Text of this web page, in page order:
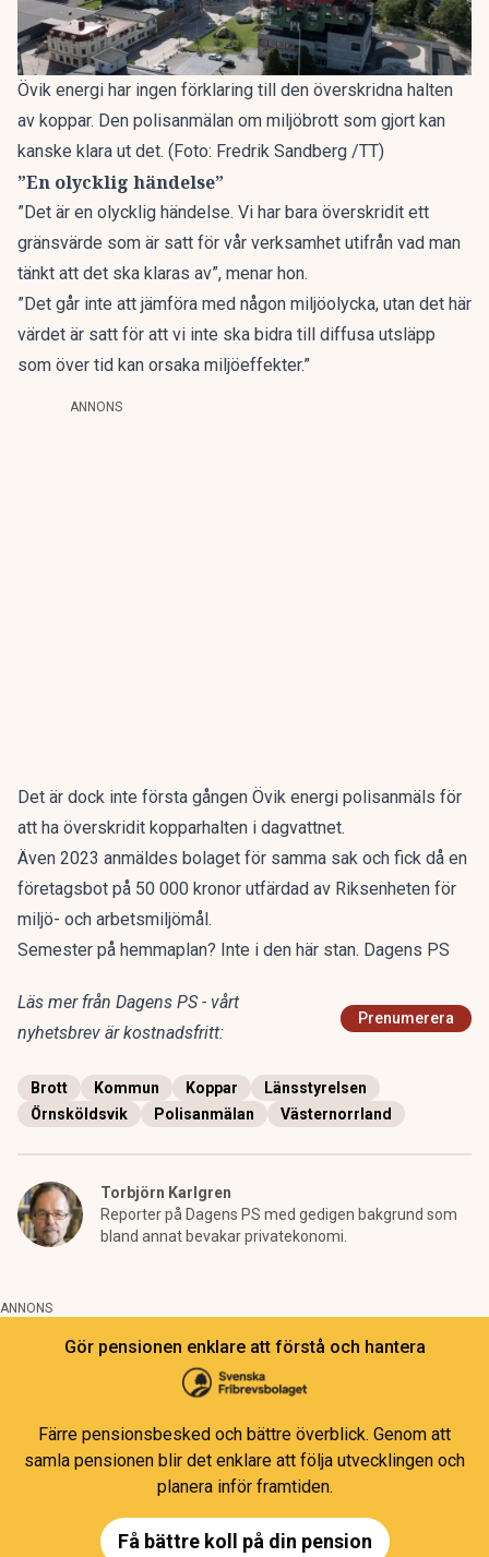
Övik energi har ingen förklaring till den överskridna halten
av koppar. Den polisanmälan om miljöbrott som gjort kan
kanske klara ut det. (Foto: Fredrik Sandberg /TT)
”En olycklig händelse”
”Det är en olycklig händelse. Vi har bara överskridit ett
gränsvärde som är satt för vår verksamhet utifrån vad man
tänkt att det ska klaras av”, menar hon.
”Det går inte att jämföra med någon miljöolycka, utan det här
värdet är satt för att vi inte ska bidra till diffusa utsläpp
som över tid kan orsaka miljöeffekter.”
ANNONS
Det är dock inte första gången Övik energi polisanmäls för
att ha överskridit kopparhalten i dagvattnet.
Även 2023 anmäldes bolaget för samma sak och fick då en
företagsbot på 50 000 kronor utfärdad av Riksenheten för
miljö- och arbetsmiljömål.
Semester på hemmaplan? Inte i den här stan. Dagens PS
Läs mer från Dagens PS - vårt
nyhetsbrev är kostnadsfritt:
Prenumerera
Brott Kommun Koppar
Länsstyrelsen
Örnsköldsvik
Polisanmälan Västernorrland
Torbjörn Karlgren
Reporter på Dagens PS med gedigen bakgrund som
bland annat bevakar privatekonomi.
ANNONS
Gör pensionen enklare att förstå och hantera
Färre pensionsbesked och bättre överblick. Genom att
samla pensionen blir det enklare att följa utvecklingen och
planera inför framtiden.
Få bättre koll på din pension